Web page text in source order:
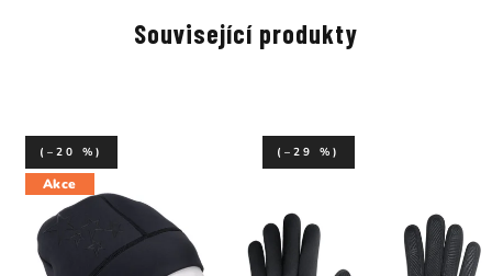
Související produkty
Akce
(–20 %) (–29 %)